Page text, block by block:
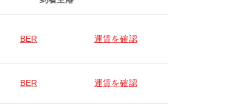
BER 運賃を確認
BER 運賃を確認